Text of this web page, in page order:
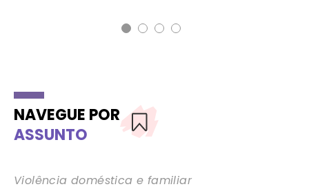
NAVEGUE POR
ASSUNTO
Violência doméstica e familiar